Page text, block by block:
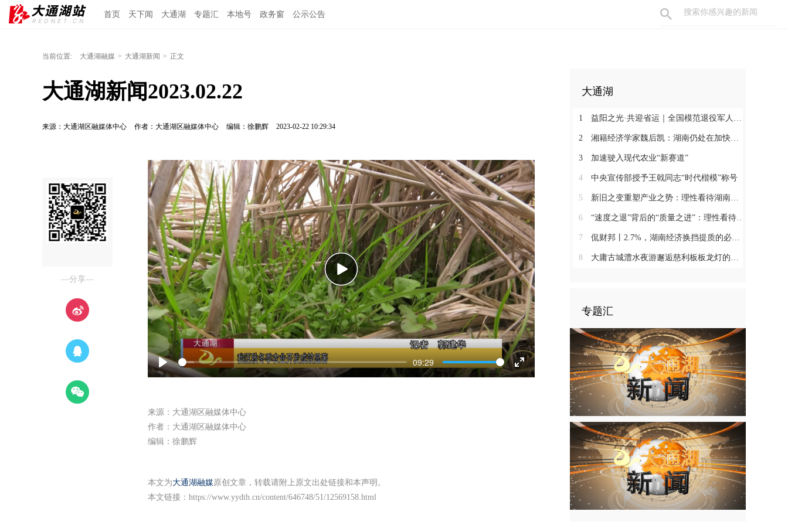
首页 天下闻 大通湖 专题汇 本地号 政务窗 公示公告
当前位置: 大通湖融媒 > 大通湖新闻 > 正文
大通湖新闻2023.02.22
来源：大通湖区融媒体中心 作者：大通湖区融媒体中心 编辑：徐鹏辉 2023-02-22 10:29:34
—分享—
Play
09:29
Enter
Play
来源：大通湖区融媒体中心
作者：大通湖区融媒体中心
编辑：徐鹏辉
本文为大通湖融媒原创文章，转载请附上原文出处链接和本声明。
本文链接： https://www.yydth.cn/content/646748/51/12569158.html
大通湖
1 益阳之光·共迎省运｜全国模范退役军人许国良的乡村美育之路
2 湘籍经济学家魏后凯：湖南仍处在加快发展的过程中
3 加速驶入现代农业“新赛道”
4 中央宣传部授予王戟同志“时代楷模”称号
5 新旧之变重塑产业之势：理性看待湖南经济半年报（二）
6 “速度之退”背后的“质量之进”：理性看待湖南经济半年报（一）
7 侃财邦丨2.7%，湖南经济换挡提质的必经关口
8 大庸古城澧水夜游邂逅慈利板板龙灯的千年浪漫
专题汇